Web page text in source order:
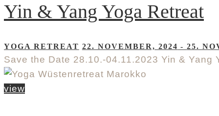
Yin & Yang Yoga Retreat
YOGA RETREAT 22. NOVEMBER, 2024 -25.
Save the Date 28.10.-04.11.2023 Yin &
view